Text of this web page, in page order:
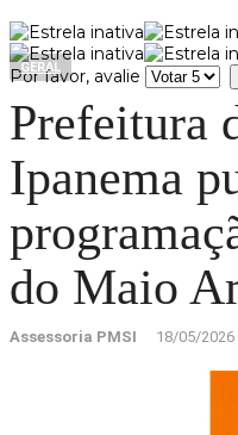
Por favor, avalie
Prefeitura
Ipanema
do Maio
GERAL
Assessoria PMSI 18/05/2026